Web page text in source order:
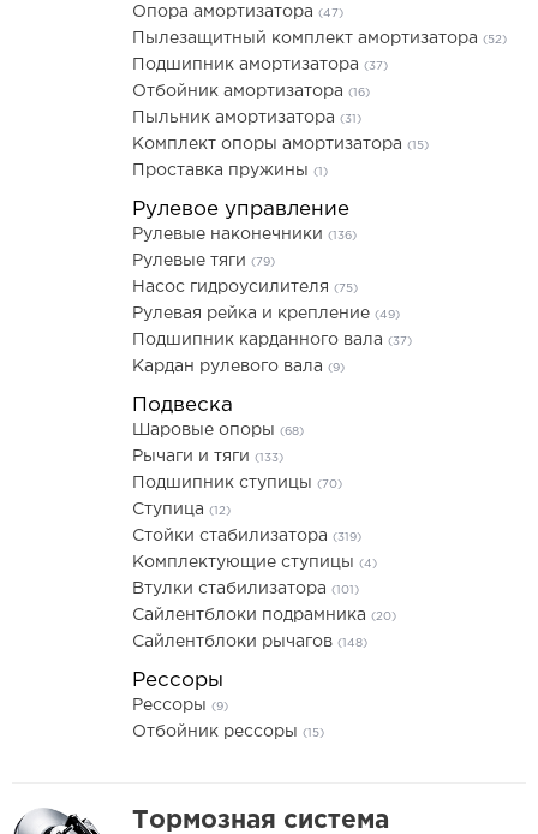
Опора амортизатора (47)
Пылезащитный комплект амортизатора (52)
Подшипник амортизатора (37)
Отбойник амортизатора (16)
Пыльник амортизатора (31)
Комплект опоры амортизатора (15)
Проставка пружины (1)
Рулевое управление
Рулевые наконечники (136)
Рулевые тяги (79)
Насос гидроусилителя (75)
Рулевая рейка и крепление (49)
Подшипник карданного вала (37)
Кардан рулевого вала (9)
Подвеска
Шаровые опоры (68)
Рычаги и тяги (133)
Подшипник ступицы (70)
Ступица (12)
Стойки стабилизатора (319)
Комплектующие ступицы (4)
Втулки стабилизатора (101)
Сайлентблоки подрамника (20)
Сайлентблоки рычагов (148)
Рессоры
Рессоры (9)
Отбойник рессоры (15)
Тормозная система